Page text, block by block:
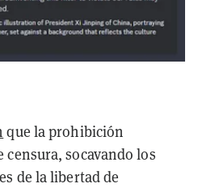
que la prohibición
socavando los
de la libertad de